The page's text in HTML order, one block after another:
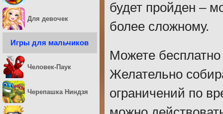
будет пройден –
более сложному.
Можете
Желательно
ограничений по
Для девочек
Игры для мальчиков
Человек-Паук
Черепашка Ниндзя